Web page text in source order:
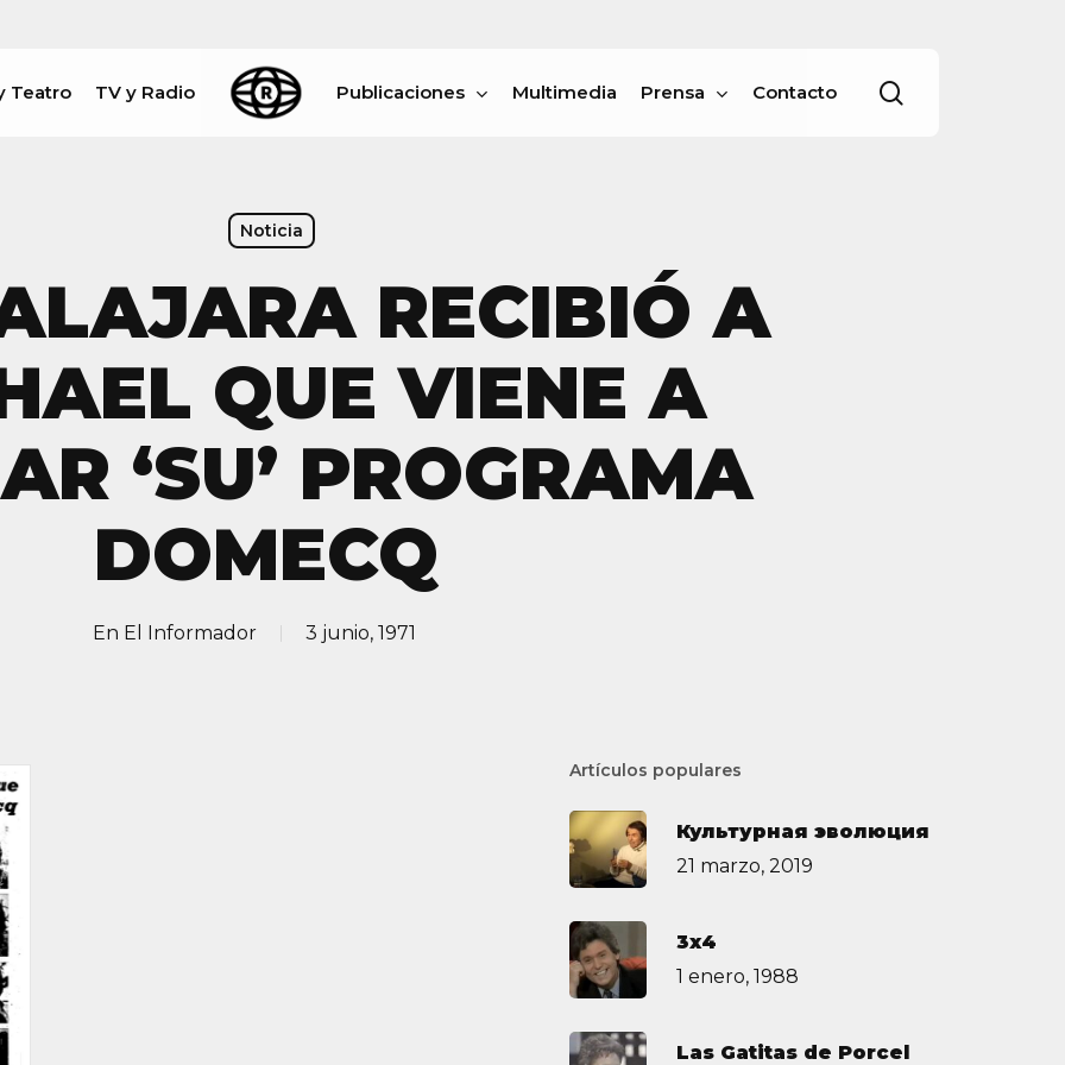
Teatro TV y Radio Publicaciones Multimedia Prensa Contacto
Noticia
RECIBIÓ A
QUE VIENE A
‘SU’ PROGRAMA
DOMECQ
En El Informador 3 junio, 1971
Artículos populares
Культурная эволюция
21 marzo, 2019
3х4
1 enero, 1988
Las Gatitas de Porcel